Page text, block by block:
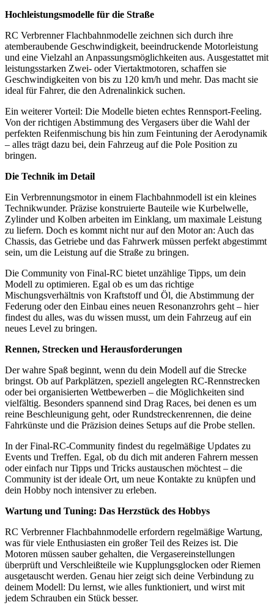
Hochleistungsmodelle für die Straße
RC Verbrenner Flachbahnmodelle zeichnen sich durch ihre
atemberaubende Geschwindigkeit, beeindruckende Motorleistung
und eine Vielzahl an Anpassungsmöglichkeiten aus. Ausgestattet mit
leistungsstarken Zwei- oder Viertaktmotoren, schaffen sie
Geschwindigkeiten von bis zu 120 km/h und mehr. Das macht sie
ideal für Fahrer, die den Adrenalinkick suchen.
Ein weiterer Vorteil: Die Modelle bieten echtes Rennsport-Feeling.
Von der richtigen Abstimmung des Vergasers über die Wahl der
perfekten Reifenmischung bis hin zum Feintuning der Aerodynamik
– alles trägt dazu bei, dein Fahrzeug auf die Pole Position zu
bringen.
Die Technik im Detail
Ein Verbrennungsmotor in einem Flachbahnmodell ist ein kleines
Technikwunder. Präzise konstruierte Bauteile wie Kurbelwelle,
Zylinder und Kolben arbeiten im Einklang, um maximale Leistung
zu liefern. Doch es kommt nicht nur auf den Motor an: Auch das
Chassis, das Getriebe und das Fahrwerk müssen perfekt abgestimmt
sein, um die Leistung auf die Straße zu bringen.
Die Community von Final-RC bietet unzählige Tipps, um dein
Modell zu optimieren. Egal ob es um das richtige
Mischungsverhältnis von Kraftstoff und Öl, die Abstimmung der
Federung oder den Einbau eines neuen Resonanzrohrs geht – hier
findest du alles, was du wissen musst, um dein Fahrzeug auf ein
neues Level zu bringen.
Rennen, Strecken und Herausforderungen
Der wahre Spaß beginnt, wenn du dein Modell auf die Strecke
bringst. Ob auf Parkplätzen, speziell angelegten RC-Rennstrecken
oder bei organisierten Wettbewerben – die Möglichkeiten sind
vielfältig. Besonders spannend sind Drag Races, bei denen es um
reine Beschleunigung geht, oder Rundstreckenrennen, die deine
Fahrkünste und die Präzision deines Setups auf die Probe stellen.
In der Final-RC-Community findest du regelmäßige Updates zu
Events und Treffen. Egal, ob du dich mit anderen Fahrern messen
oder einfach nur Tipps und Tricks austauschen möchtest – die
Community ist der ideale Ort, um neue Kontakte zu knüpfen und
dein Hobby noch intensiver zu erleben.
Wartung und Tuning: Das Herzstück des Hobbys
RC Verbrenner Flachbahnmodelle erfordern regelmäßige Wartung,
was für viele Enthusiasten ein großer Teil des Reizes ist. Die
Motoren müssen sauber gehalten, die Vergasereinstellungen
überprüft und Verschleißteile wie Kupplungsglocken oder Riemen
ausgetauscht werden. Genau hier zeigt sich deine Verbindung zu
deinem Modell: Du lernst, wie alles funktioniert, und wirst mit
jedem Schrauben ein Stück besser.